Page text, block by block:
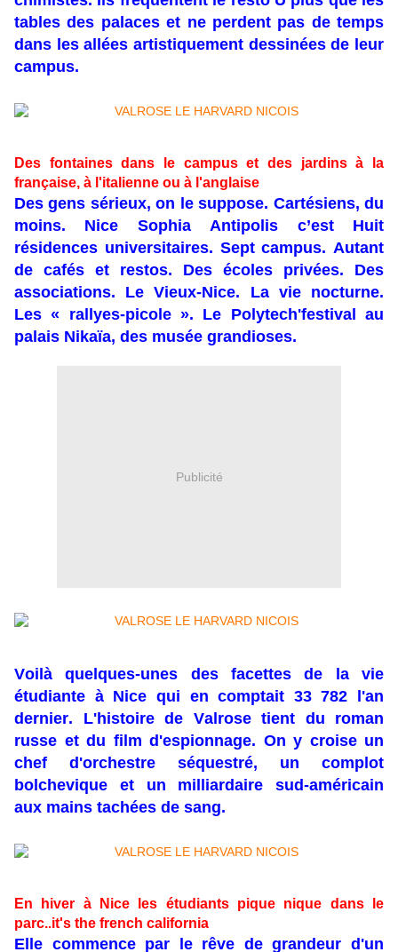
tables des palaces et ne perdent pas de temps
dans les allées artistiquement dessinées de leur
campus.
Des fontaines dans le campus et des jardins à la
française, à l'italienne ou à l'anglaise
Des gens sérieux, on le suppose. Cartésiens, du
moins. Nice Sophia Antipolis c’est Huit
résidences universitaires. Sept campus. Autant
de cafés et restos. Des écoles privées. Des
associations. Le Vieux-Nice. La vie nocturne.
Les « rallyes-picole ». Le Polytech'festival au
palais Nikaïa, des musée grandioses.
Publicité
Voilà quelques-unes des facettes de la vie
étudiante à Nice qui en comptait 33 782 l'an
dernier. L'histoire de Valrose tient du roman
russe et du film d'espionnage. On y croise un
chef d'orchestre séquestré, un complot
bolchevique et un milliardaire sud-américain
aux mains tachées de sang.
En hiver à Nice les étudiants pique nique dans le
parc..it's the french california
Elle commence par le rêve de grandeur d'un